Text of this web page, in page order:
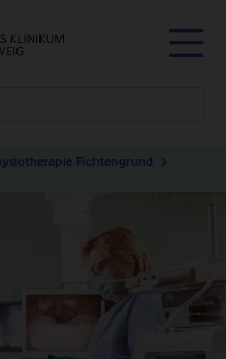
Fichtengrund